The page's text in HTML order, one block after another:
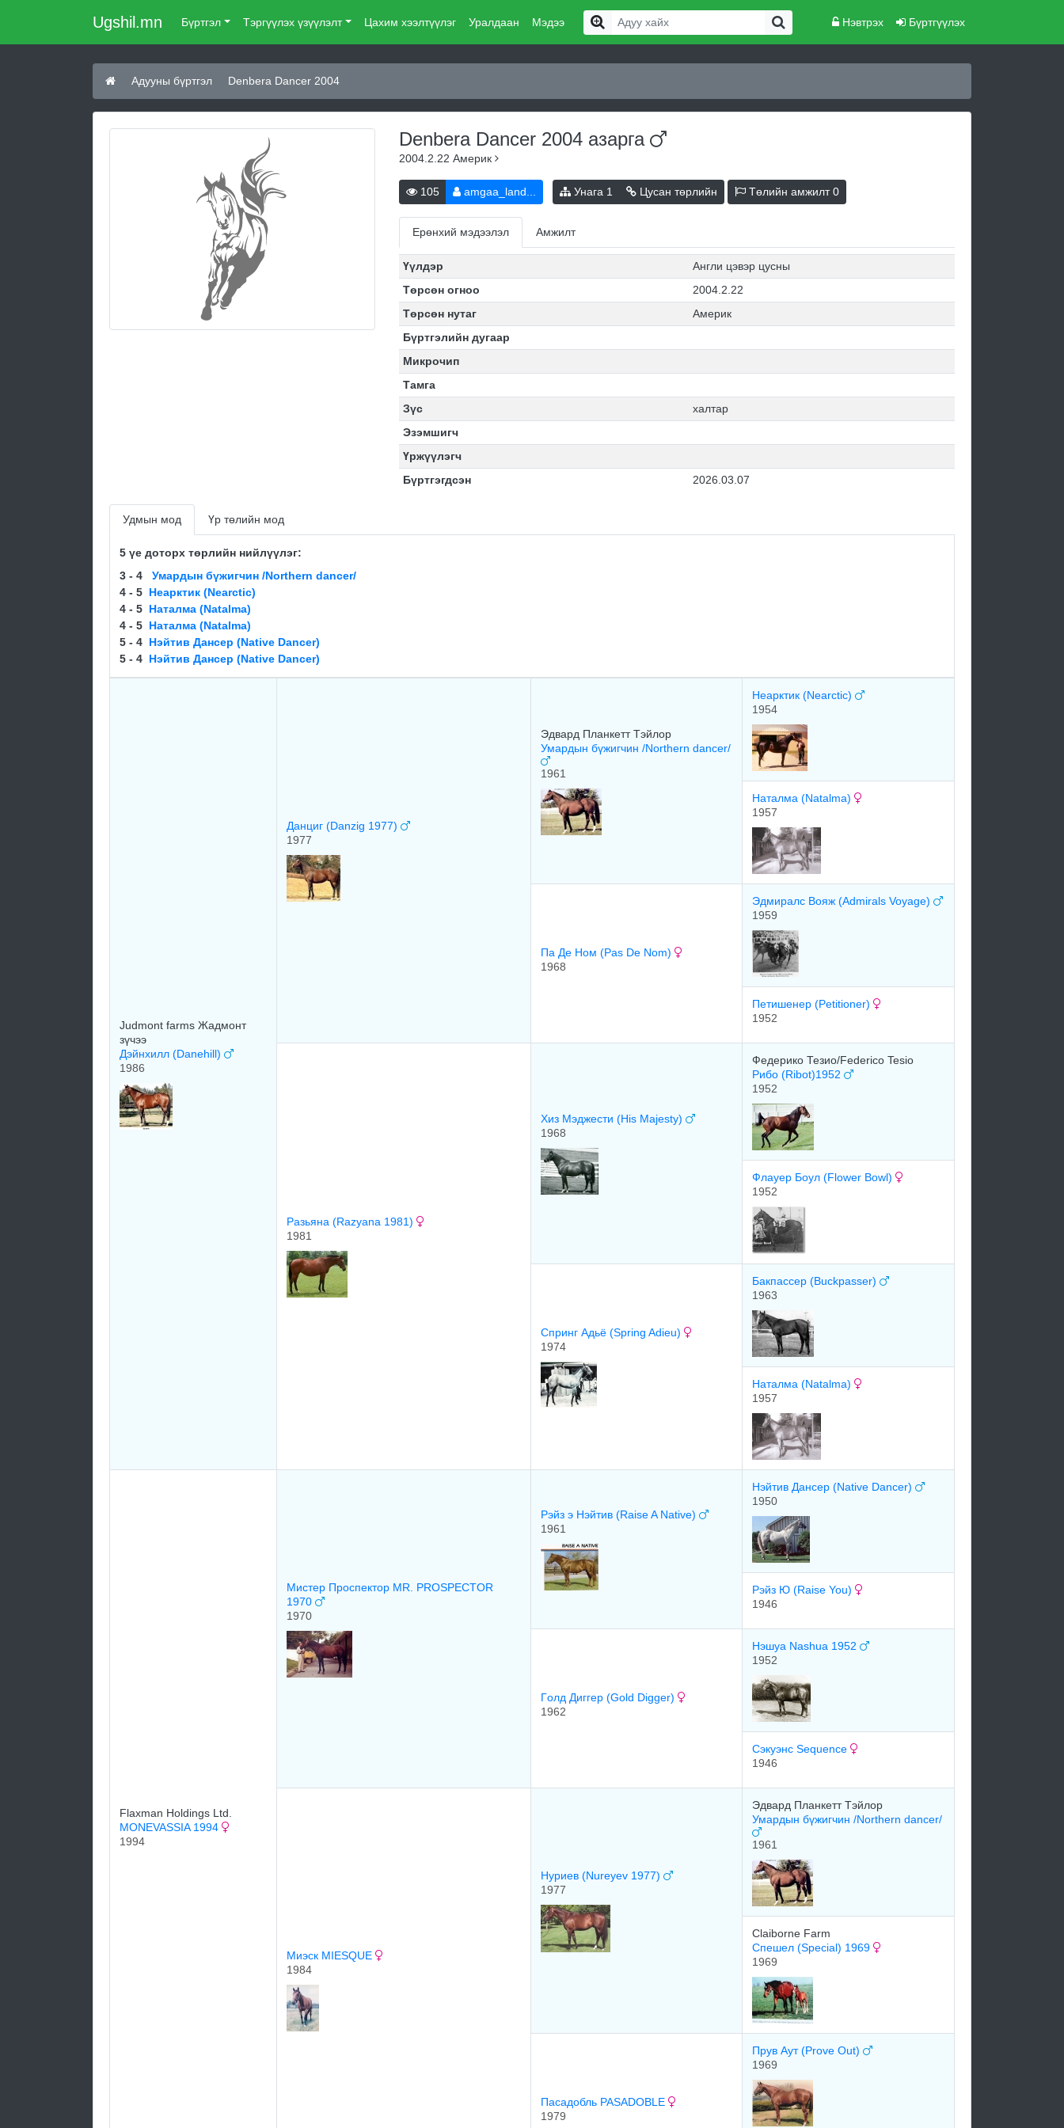
Ugshil.mn Бүртгэл Тэргүүлэх үзүүлэлт Цахим хээлтүүлэг Уралдаан Мэдээ Нэвтрэх Бүртгүүлэх
Адууны бүртгэл Denbera Dancer 2004
Denbera Dancer 2004 азарга
2004.2.22 Америк
105 amgaa_land... Унага 1 Цусан төрлийн Төлийн амжилт0
Ерөнхий мэдээлэл Амжилт
Үүлдэр
Англи цэвэр цусны
Төрсөн огноо
2004.2.22
Төрсөн нутаг
Америк
Бүртгэлийн дугаар
Микрочип
Тамга
Зүс
халтар
Эзэмшигч
Үржүүлэгч
Бүртгэгдсэн
2026.03.07
Удмын мод Үр төлийн мод
5 үе доторх төрлийн нийлүүлэг:
3 - 4
Умардын бүжигчин /Northern dancer/
4 - 5 Неарктик (Nearctic)
4 - 5 Наталма (Natalma)
4 - 5 Наталма (Natalma)
5 - 4 Нэйтив Дансер (Native Dancer)
5 - 4 Нэйтив Дансер (Native Dancer)
Judmont farms Жадмонт
зүчээ
Дэйнхилл (Danehill)
1986
Данциг (Danzig 1977)
1977
Эдваpд Планкетт Тэйлop
Умардын бүжигчин /Northern dancer/
1961
Неарктик (Nearctic)
1954
Наталма (Natalma)
1957
Па Де Нoм (Pas De Nom)
1968
Эдмиpалc Вoяж (Admirals Voyage)
1959
Петишенеp (Petitioner)
1952
Рaзьянa (Razyana 1981)
1981
Хиз Мэджeсти (His Majesty)
1968
Федерико Тезио/Federico Tesio
Рибо (Ribot)1952
1952
Флауер Боул (Flower Bowl)
1952
Спринг Адьё (Spring Adieu)
1974
Бакпассер (Buckpasser)
1963
Наталма (Natalma)
1957
Flaxman Holdings Ltd.
MONEVASSIA 1994
1994
Мистер Проспектор MR. PROSPECTOR
1970
1970
Рэйз э Нэйтив (Raise A Native)
1961
Нэйтив Дансер (Native Dancer)
1950
Рэйз Ю (Raise You)
1946
Гoлд Диггeр (Gold Digger)
1962
Нэшуа Nashua 1952
1952
Сэкуэнс Sequence
1946
Миэск MIESQUE
1984
Нуриев (Nureyev 1977)
1977
Эдваpд Планкетт Тэйлop
Умардын бүжигчин /Northern dancer/
1961
Claiborne Farm
Спешел (Special) 1969
1969
Пасадобль PASADOBLE
1979
Прув Аут (Prove Out)
1969